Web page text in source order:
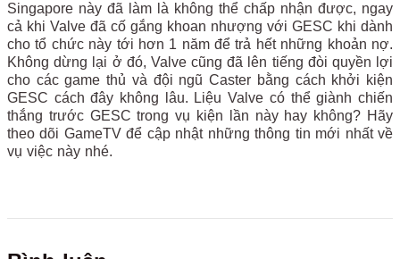
Singapore này đã làm là không thể chấp nhận được, ngay
cả khi Valve đã cố gắng khoan nhượng với GESC khi dành
cho tổ chức này tới hơn 1 năm để trả hết những khoản nợ.
Không dừng lại ở đó, Valve cũng đã lên tiếng đòi quyền lợi
cho các game thủ và đội ngũ Caster bằng cách khởi kiện
GESC cách đây không lâu. Liệu Valve có thể giành chiến
thắng trước GESC trong vụ kiện lần này hay không? Hãy
theo dõi GameTV để cập nhật những thông tin mới nhất về
vụ việc này nhé.